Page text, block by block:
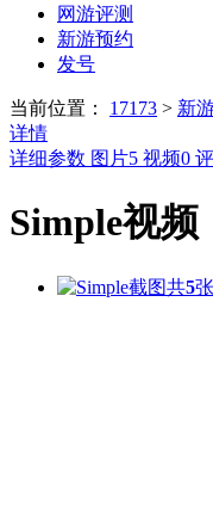
网游评测
新游预约
发号
当前位置： 17173 > 新
详情
详细参数 图片5 视频0
Simple视频
共5张